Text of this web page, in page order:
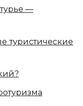
—
туристические